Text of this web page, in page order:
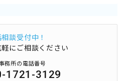
談受付中！
にご相談ください
務所の電話番号
1721-3129